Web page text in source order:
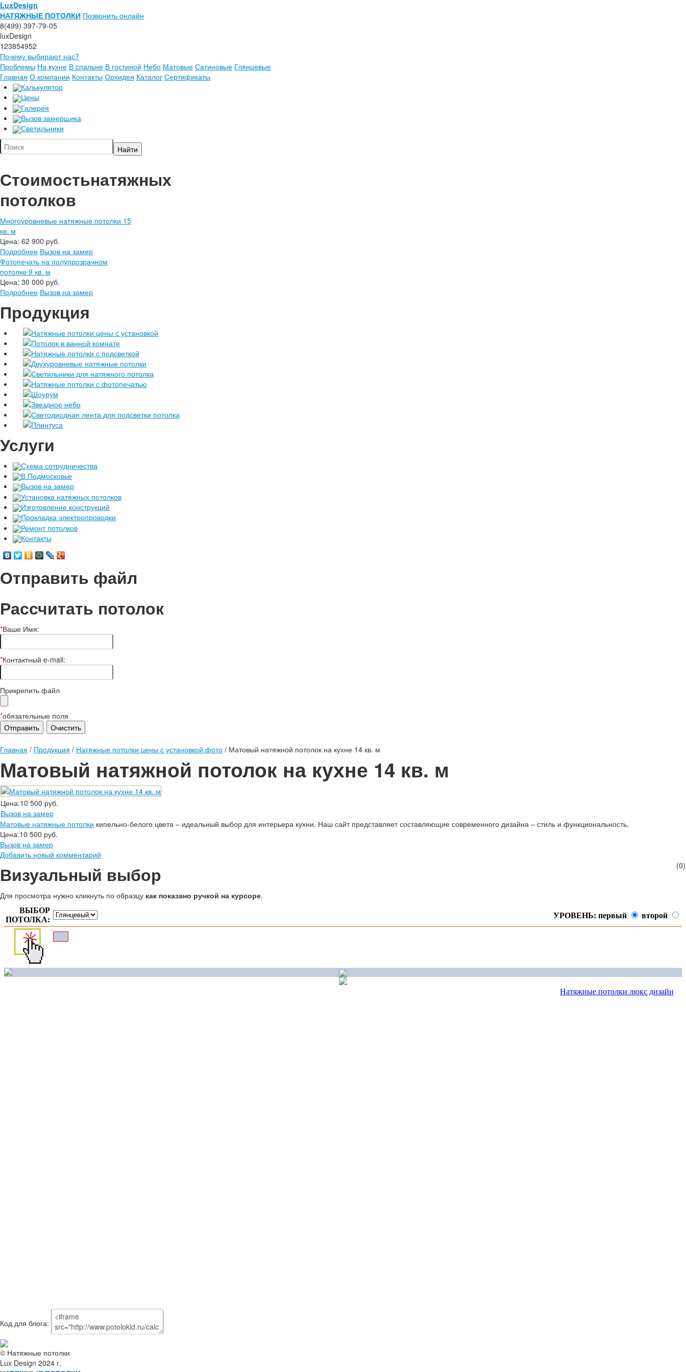
LuxDesign
НАТЯЖНЫЕ ПОТОЛКИ Позвонить онлайн
8(499) 397-79-05
luxDesign
123854952
Почему выбирают нас?
Проблемы На кухне В спальне В гостиной Небо Матовые Сатиновые Глянцевые
Главная О компании Контакты Орхидея Каталог Сертификаты
Калькулятор
Цены
Галерея
Вызов замерщика
Светильники
Стоимостьнатяжных
потолков
Многоуровневые натяжные потолки 15
кв. м
Цена: 62 900 руб.
Подробнее Вызов на замер
Фотопечать на полупрозрачном
потолке 9 кв. м
Цена: 30 000 руб.
Подробнее Вызов на замер
Продукция
Натяжные потолки цены с установкой
Потолок в ванной комнате
Натяжные потолки с подсветкой
Двухуровневые натяжные потолки
Светильники для натяжного потолка
Натяжные потолки с фотопечатью
Шоурум
Звездное небо
Светодиодная лента для подсветки потолка
Плинтуса
Услуги
Схема сотрудничества
В Подмосковье
Вызов на замер
Установка натяжных потолков
Изготовление конструкций
Прокладка электропроводки
Ремонт потолков
Контакты
Отправить файл
Рассчитать потолок
*Ваше Имя:
*Контактный e-mail:
Прикрепить файл
*обязательные поля
Главная / Продукция / Натяжные потолки цены с установкой фото / Матовый натяжной потолок на кухне 14 кв. м
Матовый натяжной потолок на кухне 14 кв. м
Цена:10 500 руб.
Вызов на замер
Матовые натяжные потолки кипельно-белого цвета – идеальный выбор для интерьера кухни. Наш сайт представляет составляющие современного дизайна – стиль и функциональность.
Цена:10 500 руб.
Вызов на замер
Добавить новый комментарий
(0)
Визуальный выбор
Для просмотра нужно кликнуть по образцу как показано ручкой на курсоре.
Код для блога:
© Натяжные потолки
Lux Design 2024 г.